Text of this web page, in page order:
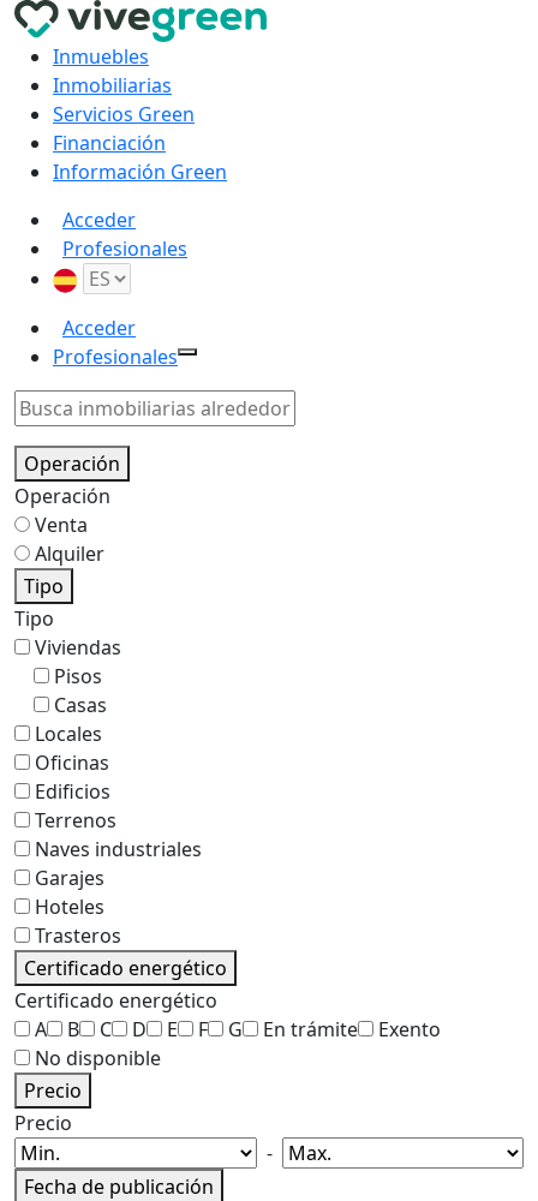
Inmuebles
Inmobiliarias
Servicios Green
Financiación
Información Green
Acceder
Profesionales
Acceder
Profesionales
Operación
Operación
Venta
Alquiler
Tipo
Tipo
Viviendas
Pisos
Casas
Locales
Oficinas
Edificios
Terrenos
Naves industriales
Garajes
Hoteles
Trasteros
Certificado energético
Certificado energético
A
B C D E F G En trámite
Exento
No disponible
Precio
Precio
-
Fecha de publicación